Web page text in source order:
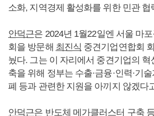
소화, 지역경제 활성화를 위한 민관 협
안덕근은 2024년 1월22일엔 서울 마
회을 방문해 최진식 중견기업연합회
눴다. 그는 이 자리에서 중견기업의 혁
축을 위해 정부는 수출·금융·인력·기
폐 등과 관련한 지원을 아끼지 않겠다
안덕근은 반도체 메가클러스터 구축